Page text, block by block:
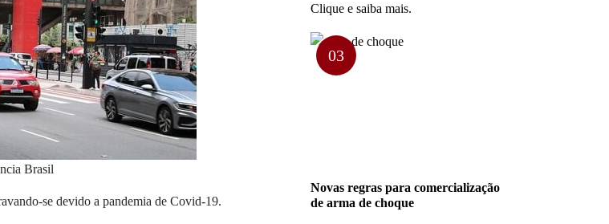
Brasil
se devido a pandemia de Covid-19.
Clique e saiba mais.
03
Novas regras para comercialização
de arma de choque